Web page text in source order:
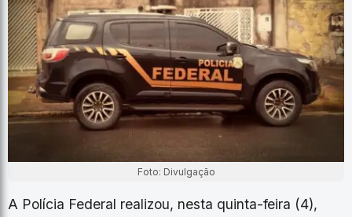
Foto: Divulgação
A Polícia Federal realizou, nesta quinta-feira (4),